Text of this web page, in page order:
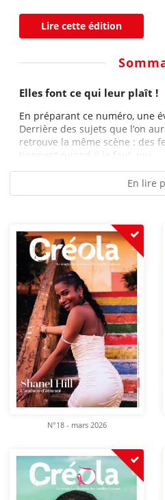
Lire cette édition
Elles font ce qui leur plaît !
En préparant ce numéro, une
Derrière des sujets que l’on
retrouve la même scène : des
tiennent quand il le faut, qui...
En lire
N°18 - mars 2026